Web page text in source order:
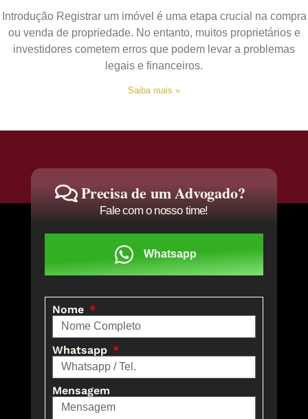
Introdução Registrar um imóvel é uma etapa crucial na compra
ou venda de propriedade. No entanto, muitos proprietários e
investidores cometem erros que podem levar a problemas
legais e financeiros.
Saiba mais »
Precisa de um Advogado?
Fale com o nosso time!
Whatsapp
Nome
Whatsapp
Mensagem